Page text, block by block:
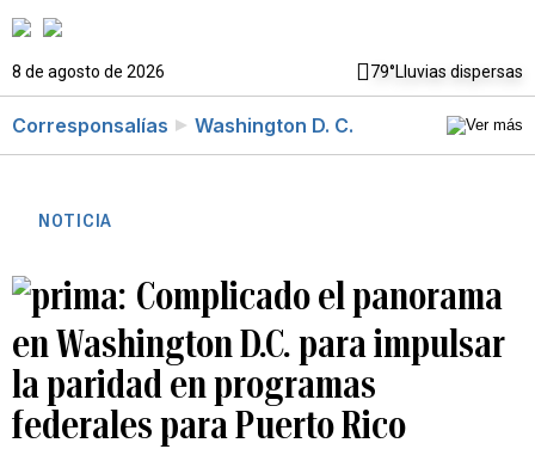
8 de agosto de 2026 79°Lluvias dispersas
Corresponsalías Washington D. C.
NOTICIA
Complicado el panorama
en Washington D.C. para impulsar
la paridad en programas
federales para Puerto Rico